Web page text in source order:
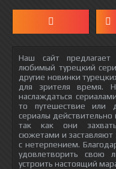
Наш сайт предлагает
любимый турецкий
другие новинки
для зрителя время.
наслаждаться
то путешествие или
сериалы действительно
так как они
сюжетами и
с нетерпением.
удовлетворить свою
устроить настоящий